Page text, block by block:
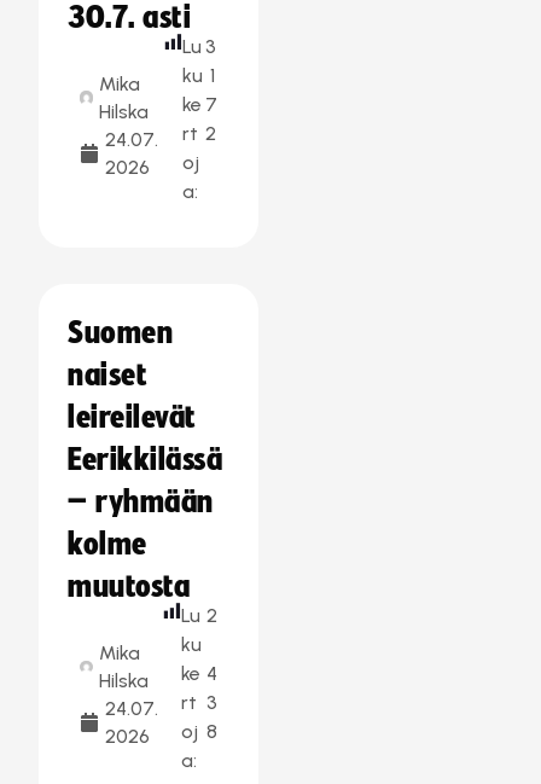
30.7. asti
Mika
Hilska
24.07.
2026
Lu
ku
ke
rt
oj
a:
3
1
7
2
Suomen
naiset
leireilevät
Eerikkilässä
– ryhmään
kolme
muutosta
Mika
Hilska
24.07.
2026
Lu
ku
ke
rt
oj
a:
2
4
3
8